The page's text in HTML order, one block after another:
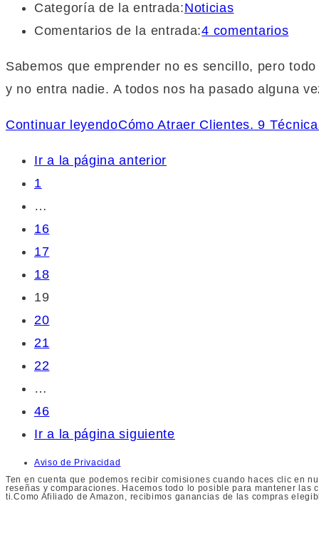
Categoría de la entrada:Noticias
Comentarios de la entrada:4 comentarios
Sabemos que emprender no es sencillo, pero
y no entra nadie. A todos nos ha pasado alguna
Continuar leyendoCómo Atraer Clientes. 9
Ir a la página anterior
1
…
16
17
18
19
20
21
22
…
46
Ir a la página siguiente
Aviso de Privacidad
Ten en cuenta que podemos recibir comisiones cuando haces clic en
reseñas y comparaciones. Hacemos todo lo posible para mantener
ti.Como Afiliado de Amazon, recibimos ganancias de las compras